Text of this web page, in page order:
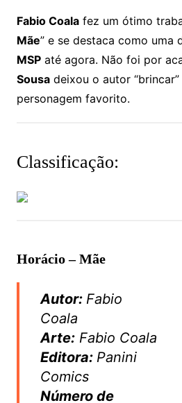
Fabio Coalafez um ótimo
Mãe” e se destaca como uma
MSPaté agora. Não foi por
Sousadeixou o autor “brincar”
personagem favorito.
Classificação:
Horácio – Mãe
Autor: Fabio
Coala
Arte:Fabio Coala
Editora: Panini
Comics
Número de